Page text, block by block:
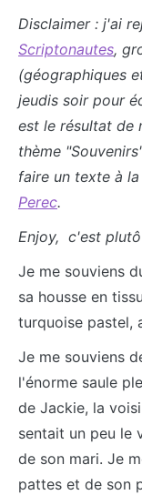
Disclaimer : j'ai
Scriptonautes,
(géographiques
jeudis soir pour
est le résultat de
thème
faire un texte à
Perec.
Enjoy, c'est
Je me souviens
sa housse en
turquoise pastel,
Je me souviens
l'énorme saule
de Jackie, la
sentait un peu le
de son mari. Je
pattes et de son